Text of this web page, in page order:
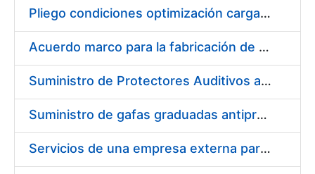
Erakutsi/Ezkutatu
Pliego condiciones optimización cargas compras firmado
Acuerdo marco para la fabricación de piezas
Suministro de Protectores Auditivos a medida para las personas trabajadoras de los Centros de Trabajo de Madrid y Burgos
Suministro de gafas graduadas antiproyecciones para los trabajadores de la FNMT-RCM en los centros de trabajo de Madrid y Burgos
Servicios de una empresa externa para el asesoramiento y resolución de los recursos de alzada que se presentan relacionados con procesos de selección para la FNMT-RCM